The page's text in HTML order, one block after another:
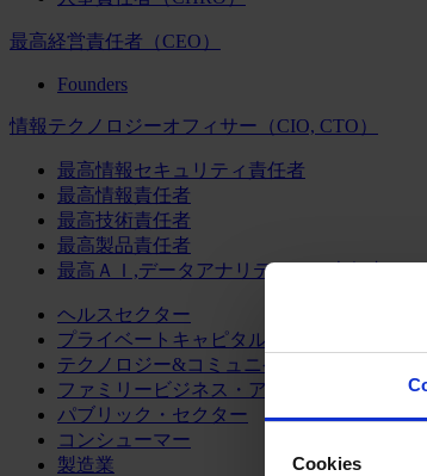
Cookies
最高経営責任者（CEO）
Founders
情報テクノロジーオフィサー（CIO, CTO）
最高情報セキュリティ責任者
最高情報責任者
最高技術責任者
最高製品責任者
最高ＡＩ,データアナリティクス責任者
ヘルスセクター
プライベートキャピタル
テクノロジー&コミュニケーション
ファミリービジネス・アドバイザリー
パブリック・セクター
コンシューマー
製造業